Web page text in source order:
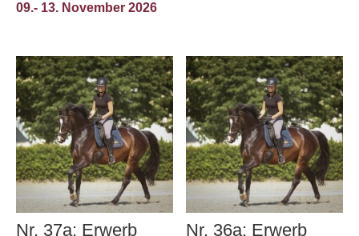
09.- 13. November 2026
Nr. 37a: Erwerb
Nr. 36a: Erwerb